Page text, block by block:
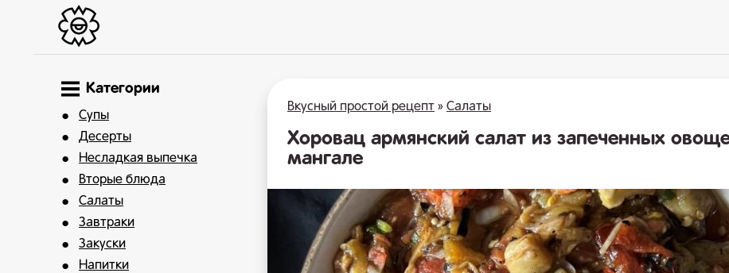
Категории
Супы
Десерты
Несладкая выпечка
Вторые блюда
Салаты
Завтраки
Закуски
Напитки
Вкусный простой рецепт » Салаты
Хоровац армянский салат из запеченных
мангале